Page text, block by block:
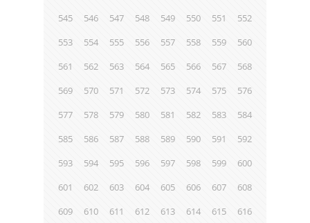
545
546 547 548 549 550 551
552
553
554 555 556 557 558 559
560
561
562 563 564 565 566 567
568
569
570 571 572 573 574 575
576
577
578 579 580 581 582 583
584
585
586 587 588 589 590 591
592
593
594 595 596 597 598 599
600
601
602 603 604 605 606 607
608
609
610 611 612 613 614 615
616